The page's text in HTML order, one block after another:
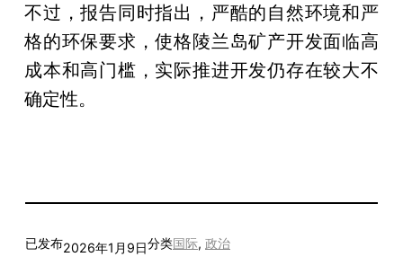
不过，报告同时指出，严酷的自然环境和严
格的环保要求，使格陵兰岛矿产开发面临高
成本和高门槛，实际推进开发仍存在较大不
确定性。
已发布2026年1月9日分类国际, 政治